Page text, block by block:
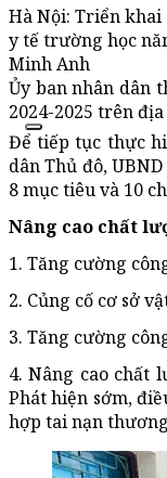
Hà Nội: Triển khai
y tế trường học
Minh Anh
Ủy ban nhân dân
2024-2025 trên
Để tiếp tục thực
dân Thủ đô,
8 mục tiêu và 10
Nâng cao chất
1. Tăng cường
2. Củng cố cơ sở
3. Tăng cường
4. Nâng cao chất
Phát hiện sớm,
hợp tai nạn